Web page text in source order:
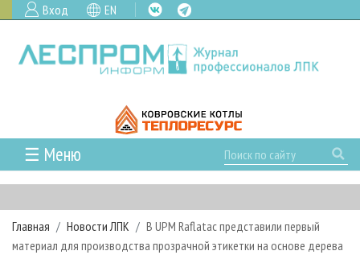
Вход EN
☰ Меню
ГЛАВНАЯ
РУБРИКИ И ТЕМЫ
РУБРИКИ ЖУРНАЛА
НОВОСТИ
Главная Новости ЛПК
В UPM Raflatac представили первый
материал для производства прозрачной этикетки на основе дерева